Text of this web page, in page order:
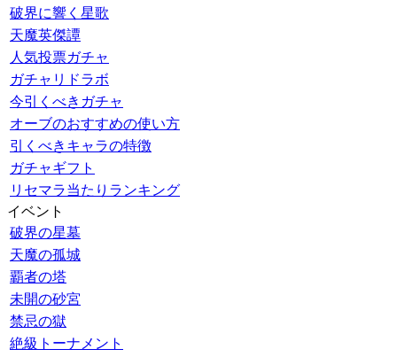
破界に響く星歌
天魔英傑譚
人気投票ガチャ
ガチャリドラボ
今引くべきガチャ
オーブのおすすめの使い方
引くべきキャラの特徴
ガチャギフト
リセマラ当たりランキング
イベント
破界の星墓
天魔の孤城
覇者の塔
未開の砂宮
禁忌の獄
絶級トーナメント